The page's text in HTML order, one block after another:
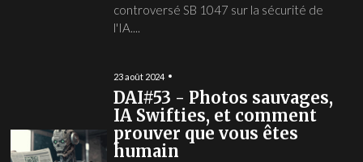
controversé SB 1047 sur la sécurité de
l'IA....
23 août 2024
DAI#53 - Photos sauvages,
IA Swifties, et comment
prouver que vous êtes
humain